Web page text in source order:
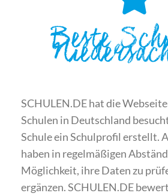
Beste
SCHULEN.DE hat die
Schulen in Deutschland
Schule ein Schulprofil erstellt.
haben in regelmäßigen
Möglichkeit, ihre Daten zu
ergänzen. SCHULEN.DE